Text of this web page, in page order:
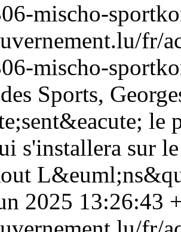
mischo-
fr/
mischo-
Sports,
le
s'installera sur
2025 13:26:43